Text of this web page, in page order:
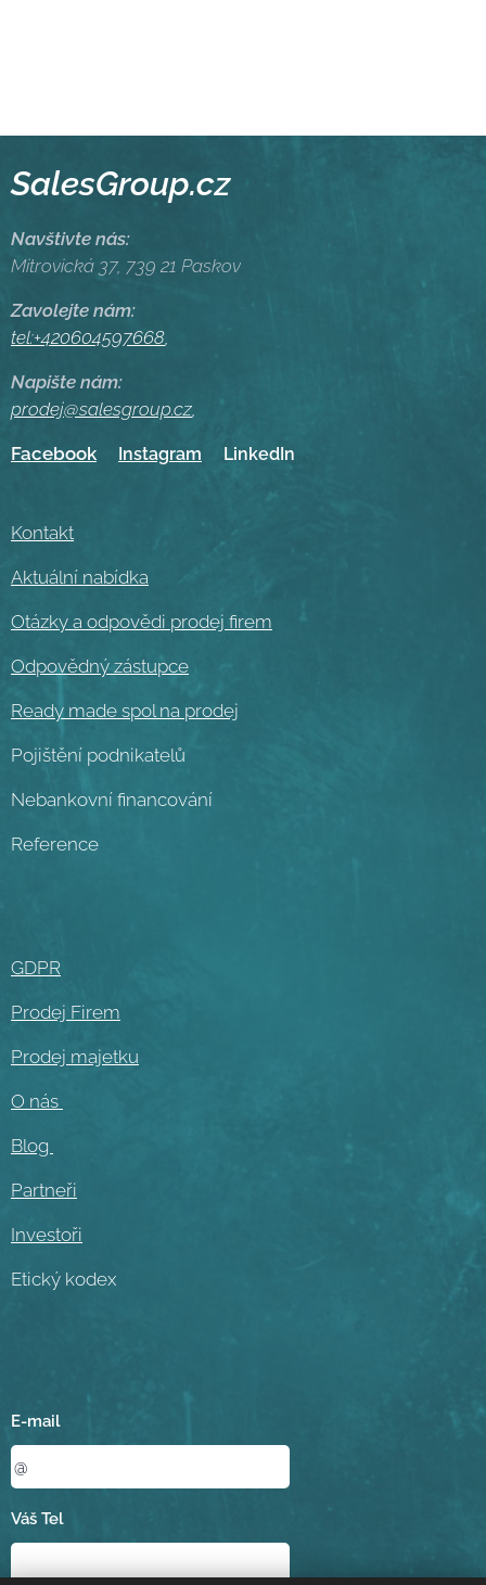
SalesGroup.cz
Navštivte nás:
Mitrovická 37, 739 21 Paskov
Zavolejte nám:
tel:+420604597668,
Napište nám:
prodej@salesgroup.cz,
Facebook Instagram LinkedIn
Kontakt
Aktuální nabídka
Otázky a odpovědi prodej firem
Odpovědný zástupce
Ready made spol na prodej
Pojištění podnikatelů
Nebankovní financování
Reference
GDPR
Prodej Firem
Prodej majetku
O nás
Blog
Partneři
Investoři
Etický kodex
E-mail
Váš Tel